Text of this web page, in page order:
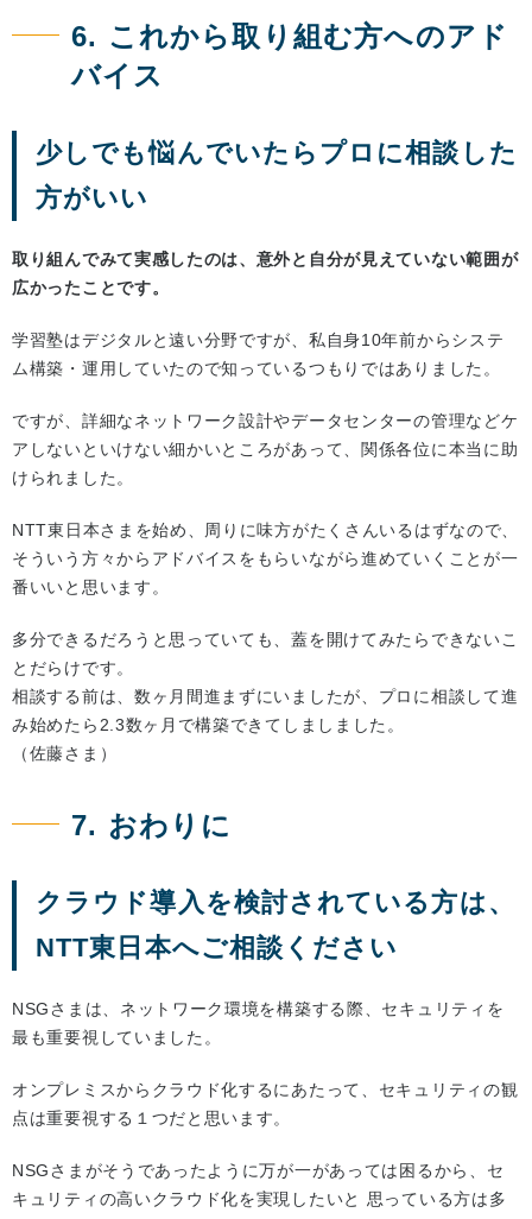
6. これから取り組む方へのアド
バイス
少しでも悩んでいたらプロに相談した
方がいい
取り組んでみて実感したのは、意外と自分が見えていない範囲が
広かったことです。
学習塾はデジタルと遠い分野ですが、私自身10年前からシステ
ム構築・運用していたので知っているつもりではありました。
ですが、詳細なネットワーク設計やデータセンターの管理などケ
アしないといけない細かいところがあって、関係各位に本当に助
けられました。
NTT東日本さまを始め、周りに味方がたくさんいるはずなので、
そういう方々からアドバイスをもらいながら進めていくことが一
番いいと思います。
多分できるだろうと思っていても、蓋を開けてみたらできないこ
とだらけです。
相談する前は、数ヶ月間進まずにいましたが、プロに相談して進
み始めたら2.3数ヶ月で構築できてしましました。
（佐藤さま）
7. おわりに
クラウド導入を検討されている方は、
NTT東日本へご相談ください
NSGさまは、ネットワーク環境を構築する際、セキュリティを
最も重要視していました。
オンプレミスからクラウド化するにあたって、セキュリティの観
点は重要視する１つだと思います。
NSGさまがそうであったように万が一があっては困るから、セ
キュリティの高いクラウド化を実現したいと 思っている方は多